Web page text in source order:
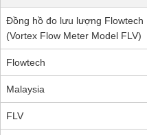
Đồng hồ đo lưu lượng Flowtech
(Vortex Flow Meter Model FLV)
Flowtech
Malaysia
FLV